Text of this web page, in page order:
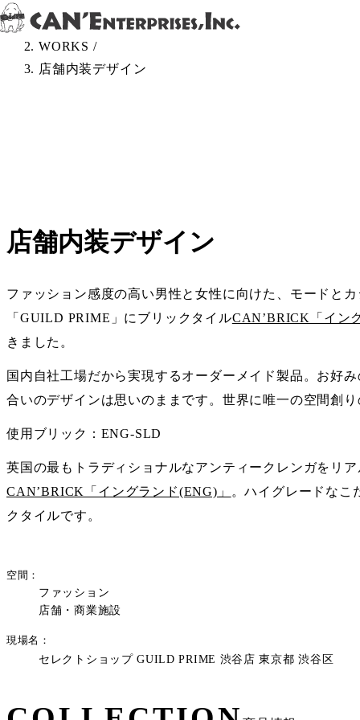
Skip to content
TOP /
WORKS /
店舗内装デザイン
店舗内装デザイン
ファッション感度の高い男性と女性に向けた、モードと
「GUILD PRIME」にブリックタイルCAN’BRICK「イン
きました。
国内自社工場だから実現するオーダーメイド製品。お好
合いのデザインは思いのままです。世界に唯一の空間創
使用ブリック：ENG-SLD
英国の最もトラディショナルなアンティークレンガをリ
CAN’BRICK「イングランド(ENG)」
。ハイグレードなこ
クタイルです。
空間
ファッション
店舗・商業施設
現場名
セレクトショップ GUILD PRIME 渋谷店 東京都 渋谷区